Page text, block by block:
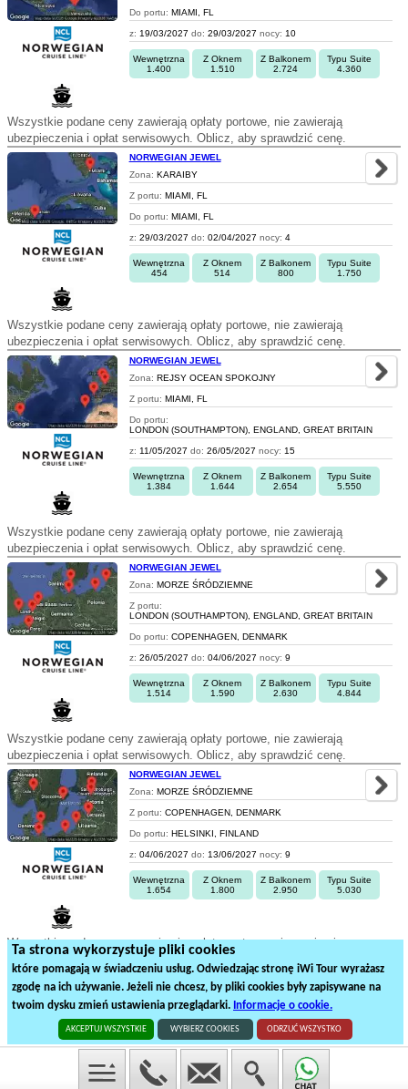
Ta strona wykorzystuje pliki cookies
które pomagają w świadczeniu usług. Odwiedzając stronę iWi Tour wyrażasz
zgodę na ich używanie. Jeżeli nie chcesz, by pliki cookies były zapisywane na
twoim dysku zmień ustawienia przeglądarki. Informacje o cookie.
AKCEPTUJ WSZYSTKIE WYBIERZ COOKIES ODRZUĆ WSZYSTKO
Do portu: MIAMI, FL
z: 19/03/2027 do: 29/03/2027 nocy: 10
Wewnętrzna
1.400
Z Oknem
1.510
Z Balkonem
2.724
Typu Suite
4.360
Wszystkie podane ceny zawierają opłaty portowe, nie zawierają
ubezpieczenia i opłat serwisowych. Oblicz, aby sprawdzić cenę.
NORWEGIAN JEWEL
Zona: KARAIBY
Z portu: MIAMI, FL
Do portu: MIAMI, FL
z: 29/03/2027 do: 02/04/2027 nocy: 4
Wewnętrzna
454
Z Oknem
514
Z Balkonem
800
Typu Suite
1.750
Wszystkie podane ceny zawierają opłaty portowe, nie zawierają
ubezpieczenia i opłat serwisowych. Oblicz, aby sprawdzić cenę.
NORWEGIAN JEWEL
Zona: REJSY OCEAN SPOKOJNY
Z portu: MIAMI, FL
Do portu:
LONDON (SOUTHAMPTON), ENGLAND, GREAT BRITAIN
z: 11/05/2027 do: 26/05/2027 nocy: 15
Wewnętrzna
1.384
Z Oknem
1.644
Z Balkonem
2.654
Typu Suite
5.550
Wszystkie podane ceny zawierają opłaty portowe, nie zawierają
ubezpieczenia i opłat serwisowych. Oblicz, aby sprawdzić cenę.
NORWEGIAN JEWEL
Zona: MORZE ŚRÓDZIEMNE
Z portu:
LONDON (SOUTHAMPTON), ENGLAND, GREAT BRITAIN
Do portu: COPENHAGEN, DENMARK
z: 26/05/2027 do: 04/06/2027 nocy: 9
Wewnętrzna
1.514
Z Oknem
1.590
Z Balkonem
2.630
Typu Suite
4.844
Wszystkie podane ceny zawierają opłaty portowe, nie zawierają
ubezpieczenia i opłat serwisowych. Oblicz, aby sprawdzić cenę.
NORWEGIAN JEWEL
Zona: MORZE ŚRÓDZIEMNE
Z portu: COPENHAGEN, DENMARK
Do portu: HELSINKI, FINLAND
z: 04/06/2027 do: 13/06/2027 nocy: 9
Wewnętrzna
1.654
Z Oknem
1.800
Z Balkonem
2.950
Typu Suite
5.030
Wszystkie podane ceny zawierają opłaty portowe, nie zawierają
ubezpieczenia i opłat serwisowych. Oblicz, aby sprawdzić cenę.
1 2
40rejsów statkiem na2stronach